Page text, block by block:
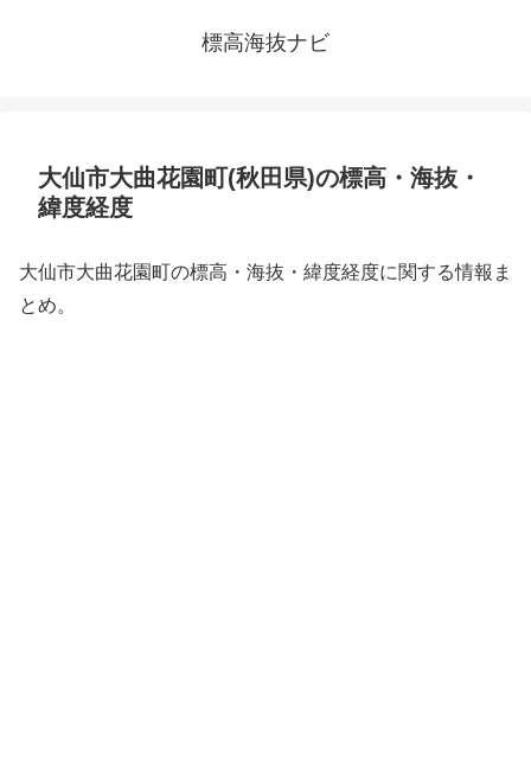
標高海抜ナビ
大仙市大曲花園町(秋田県)の標高・海抜・
緯度経度
大仙市大曲花園町の標高・海抜・緯度経度に関する情報ま
とめ。